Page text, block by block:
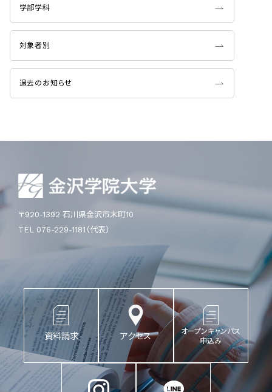
学部学科
対象者別
過去のお知らせ
〒920-1392 石川県金沢市末町10
TEL 076-229-1181（代表）
資料請求 アクセス
オープンキャンパス
申込み